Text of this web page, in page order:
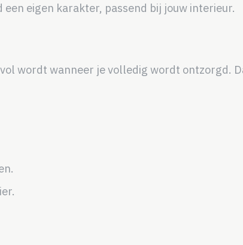
eigen karakter, passend bij jouw interieur.
wordt wanneer je volledig wordt ontzorgd.